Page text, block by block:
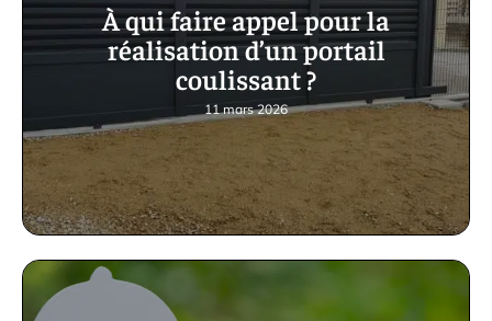
À qui faire appel pour la
réalisation d’un portail
coulissant ?
11 mars 2026